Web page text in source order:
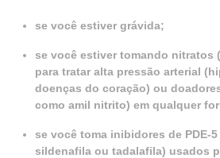
se você estiver grávida;
se você estiver tomando nitratos
para tratar alta pressão arterial
doenças do coração) ou
como amil nitrito) em qualquer
se você toma inibidores de PDE-
sildenafila ou tadalafila) usados